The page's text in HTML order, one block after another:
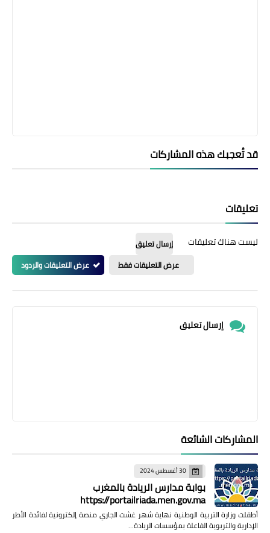
قد تُعجبك هذه المشاركات
تعليقات
ليست هناك تعليقات
إرسال تعليق
عرض التعليقات فقط
عرض التعليقات والردود
إرسال تعليق
المشاركات الشائعة
30 أغسطس 2024
بوابة مدارس الريادة بالمغرب
https://portailriada.men.gov.ma
أطقلت وزارة التربية الوطنية نهاية شهر غشت الجاري منصة إلكترونية لفائدة الأطر
الإدارية والتربوية الفاعلة بمؤسسات الريادة…